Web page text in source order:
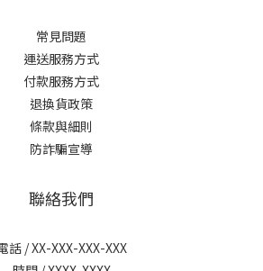
常見問題
運送服務方式
付款服務方式
退換貨政策
條款與細則
防詐騙宣導
聯絡我們
話 / XX-XXX-XXX-XXX